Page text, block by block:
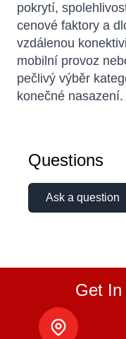
pokrytí,
cenové faktory a
vzdálenou
mobilní provoz
pečlivý výběr
konečné nasazení.
Questions
Ask a question
Get In
Sophie